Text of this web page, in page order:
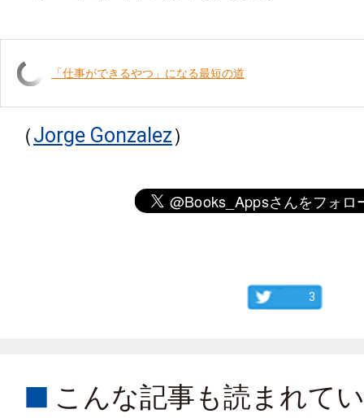
「仕事ができるやつ」になる最短の道
（Jorge Gonzalez）
3
こんな記事も読まれて